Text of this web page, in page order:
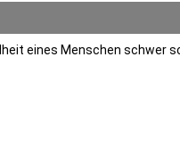
eines Menschen schwer